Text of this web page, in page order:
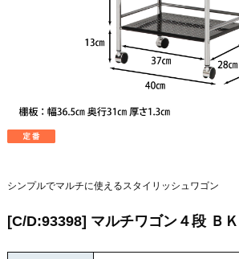
シンプルでマルチに使えるスタイリッシュワゴン
[C/D:93398] マルチワゴン４段 Ｂ